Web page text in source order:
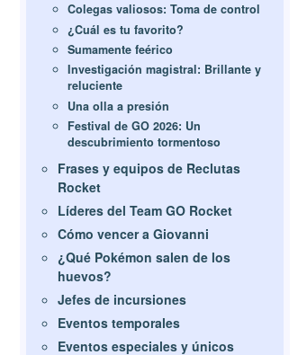
Colegas valiosos: Toma de control
¿Cuál es tu favorito?
Sumamente feérico
Investigación magistral: Brillante y
reluciente
Una olla a presión
Festival de GO 2026: Un
descubrimiento tormentoso
Frases y equipos de Reclutas
Rocket
Líderes del Team GO Rocket
Cómo vencer a Giovanni
¿Qué Pokémon salen de los
huevos?
Jefes de incursiones
Eventos temporales
Eventos especiales y únicos